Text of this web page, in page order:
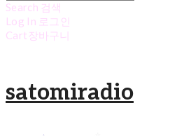
Search 검색
Log In 로그인
Cart 장바구니
satomiradio